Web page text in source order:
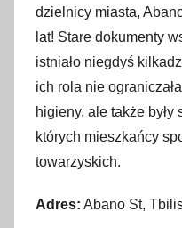
dzielnicy miasta,
lat! Stare dokumenty
istniało niegdyś
ich rola nie
higieny, ale także
których mieszkańcy
towarzyskich.
Adres: Abano St,